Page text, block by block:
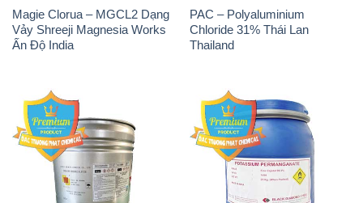
Magie Clorua – MGCL2 Dạng
Vảy Shreeji Magnesia Works
Ấn Độ India
PAC – Polyaluminium
Chloride 31% Thái Lan
Thailand